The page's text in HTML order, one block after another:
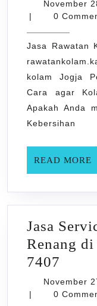
November
| 0
Jasa Rawatan
kolam Jogja
Cara agar
Apakah Anda
Kebersihan
READ MORE
Jasa
Renang
7407
November
| 0